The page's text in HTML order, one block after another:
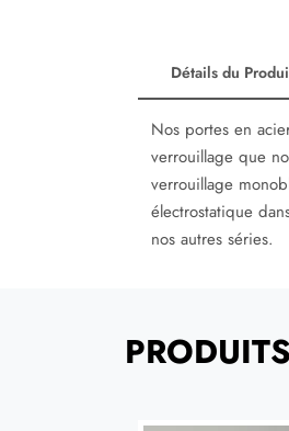
Détails du
Nos portes en
verrouillage que
verrouillage
électrostatique
nos autres séries.